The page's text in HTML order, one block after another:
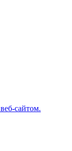
сайтом.